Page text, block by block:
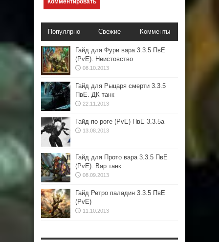
Популярно Свежие Комменты
Гайд для Фури вара 3.3.5 ПвЕ
(PvE). Неистовство
08.10.2013
Гайд для Рыцаря смерти 3.3.5
ПвЕ. ДК танк
22.11.2013
Гайд по роге (PvE) ПвЕ 3.3.5а
13.08.2013
Гайд для Прото вара 3.3.5 ПвЕ
(PvE). Вар танк
08.09.2013
Гайд Ретро паладин 3.3.5 ПвЕ
(PvE)
11.10.2013